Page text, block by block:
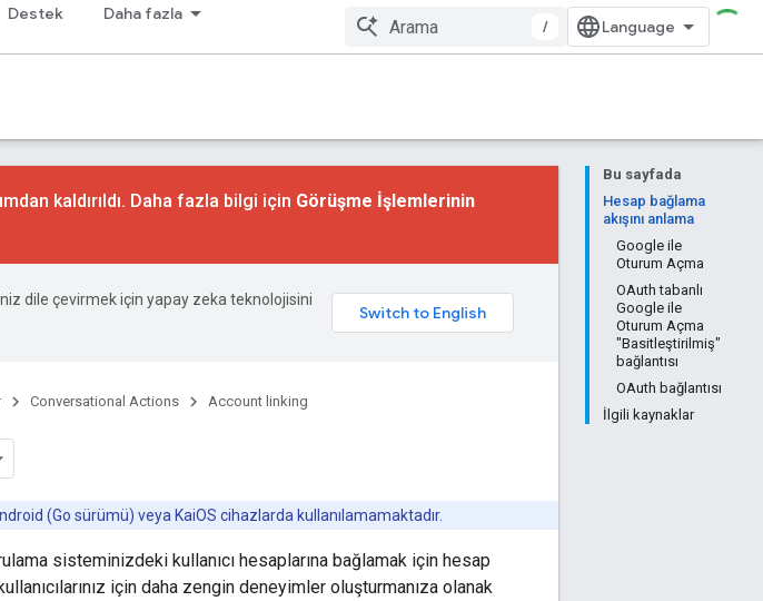
Destek Daha fazla
/
Bu sayfada
Hesap bağlama
akışını anlama
Google ile
Oturum Açma
OAuth tabanlı
Google ile
Oturum Açma
"Basitleştirilmiş"
bağlantısı
OAuth bağlantısı
İlgili kaynaklar
kaldırıldı. Daha fazla bilgi için Görüşme İşlemlerinin
dile çevirmek için yapay zeka teknolojisini
Conversational Actions Account linking
(Go sürümü) veya KaiOS cihazlarda kullanılamamaktadır.
sisteminizdeki kullanıcı hesaplarına bağlamak için hesap
için daha zengin deneyimler oluşturmanıza olanak